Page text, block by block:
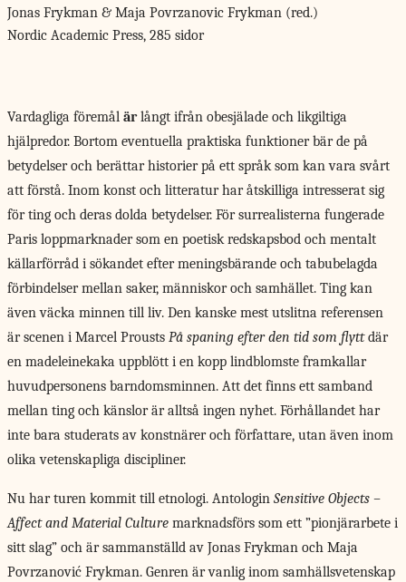
Jonas Frykman & Maja Povrzanovic Frykman (red.)
Nordic Academic Press, 285 sidor
Vardagliga föremål ärlångt ifrån obesjälade och likgiltiga
hjälpredor. Bortom eventuella praktiska funktioner bär de på
betydelser och berättar historier på ett språk som kan vara svårt
att förstå. Inom konst och litteratur har åtskilliga intresserat sig
för ting och deras dolda betydelser. För surrealisterna fungerade
Paris loppmarknader som en poetisk redskapsbod och mentalt
källarförråd i sökandet efter meningsbärande och tabubelagda
förbindelser mellan saker, människor och samhället. Ting kan
även väcka minnen till liv. Den kanske mest utslitna referensen
är scenen i Marcel Prousts På spaning efter den tid som flyttdär
en madeleinekaka uppblött i en kopp lindblomste framkallar
huvudpersonens barndomsminnen. Att det finns ett samband
mellan ting och känslor är alltså ingen nyhet. Förhållandet har
inte bara studerats av konstnärer och författare, utan även inom
olika vetenskapliga discipliner.
Nu har turen kommit till etnologi. Antologin Sensitive Objects –
Affect and Material Culture marknadsförs som ett ”pionjärarbete i
sitt slag” och är sammanställd av Jonas Frykman och Maja
Povrzanović Frykman. Genren är vanlig inom samhällsvetenskap